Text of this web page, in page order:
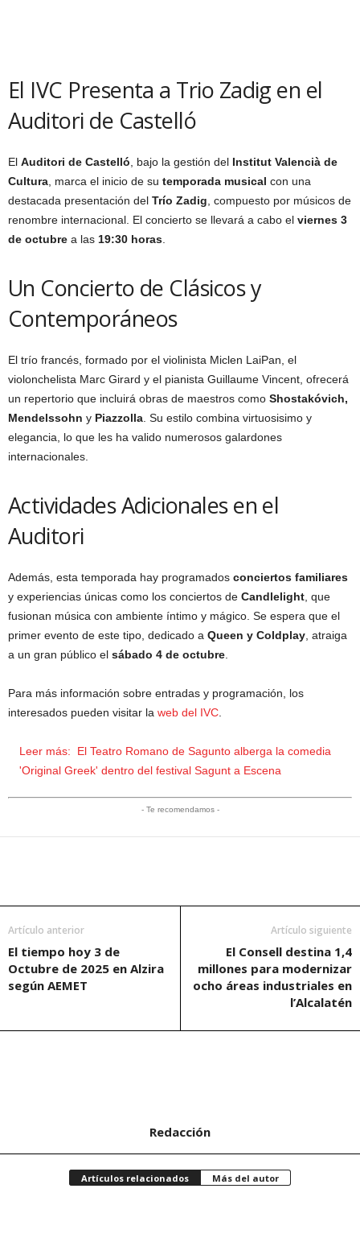
El IVC Presenta a Trio Zadig en el
Auditori de Castelló
El Auditori de Castelló , bajo la gestión del Institut Valencià de
Cultura , marca el inicio de su temporada musical con una
destacada presentación del Trío Zadig , compuesto por músicos de
renombre internacional. El concierto se llevará a cabo el viernes 3
de octubre a las 19:30 horas
Un Concierto de Clásicos y
Contemporáneos
El trío francés, formado por el violinista Miclen LaiPan, el
violonchelista Marc Girard y el pianista Guillaume Vincent, ofrecerá
un repertorio que incluirá obras de maestros como Shostakóvich,
Mendelssohn y Piazzolla . Su estilo combina virtuosisimo y
elegancia, lo que les ha valido numerosos galardones
internacionales.
Actividades Adicionales en el
Auditori
Además, esta temporada hay programados conciertos familiares
y experiencias únicas como los conciertos de Candlelight , que
fusionan música con ambiente íntimo y mágico. Se espera que el
primer evento de este tipo, dedicado a Queen y Coldplay , atraiga
a un gran público el sábado 4 de octubre
Para más información sobre entradas y programación, los
interesados pueden visitar la web del IVC
Leer más:
El Teatro Romano de Sagunto alberga la comedia
'Original Greek' dentro del festival Sagunt a Escena
- Te recomendamos -
Artículo anterior
El tiempo hoy 3 de
Octubre de 2025 en Alzira
según AEMET
Artículo siguiente
El Consell destina 1,4
millones para modernizar
ocho áreas industriales en
l’Alcalatén
Redacción
Artículos relacionados Más del autor